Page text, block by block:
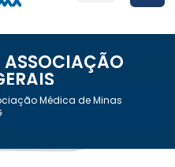
ASSOCIAÇÃO
Médica de Minas